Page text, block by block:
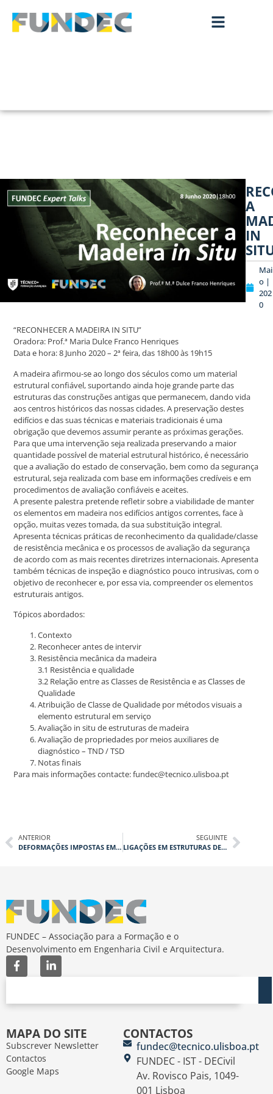
A
IN
Mai
o |
202
0
“RECONHECER A MADEIRA IN SITU”
Oradora: Prof.ª Maria Dulce Franco Henriques
Data e hora: 8 Junho 2020 – 2ª feira, das 18h00 às 19h15
A madeira afirmou-se ao longo dos séculos como um material
estrutural confiável, suportando ainda hoje grande parte das
estruturas das construções antigas que permanecem, dando vida
aos centros históricos das nossas cidades. A preservação destes
edifícios e das suas técnicas e materiais tradicionais é uma
obrigação que devemos assumir perante as próximas gerações.
Para que uma intervenção seja realizada preservando a maior
quantidade possível de material estrutural histórico, é necessário
que a avaliação do estado de conservação, bem como da segurança
estrutural, seja realizada com base em informações credíveis e em
procedimentos de avaliação confiáveis e aceites.
A presente palestra pretende refletir sobre a viabilidade de manter
os elementos em madeira nos edifícios antigos correntes, face à
opção, muitas vezes tomada, da sua substituição integral.
Apresenta técnicas práticas de reconhecimento da qualidade/classe
de resistência mecânica e os processos de avaliação da segurança
de acordo com as mais recentes diretrizes internacionais. Apresenta
também técnicas de inspeção e diagnóstico pouco intrusivas, com o
objetivo de reconhecer e, por essa via, compreender os elementos
estruturais antigos.
Tópicos abordados:
Contexto
Reconhecer antes de intervir
Resistência mecânica da madeira
3.1 Resistência e qualidade
3.2 Relação entre as Classes de Resistência e as Classes de
Qualidade
Atribuição de Classe de Qualidade por métodos visuais a
elemento estrutural em serviço
Avaliação in situ de estruturas de madeira
Avaliação de propriedades por meios auxiliares de
diagnóstico – TND / TSD
Notas finais
Para mais informações contacte: fundec@tecnico.ulisboa.pt
ANTERIOR
DEFORMAÇÕES IMPOSTAS EM ESTRUTURAS DE BETÃO. JUNTAS? QUE TIPO?
SEGUINTE
LIGAÇÕES EM ESTRUTURAS DE AÇO
FUNDEC – Associação para a Formação e o
Desenvolvimento em Engenharia Civil e Arquitectura.
MAPA DO SITE
Subscrever Newsletter
Contactos
Google Maps
CONTACTOS
fundec@tecnico.ulisboa.pt
FUNDEC - IST - DECivil
Av. Rovisco Pais, 1049-
001 Lisboa